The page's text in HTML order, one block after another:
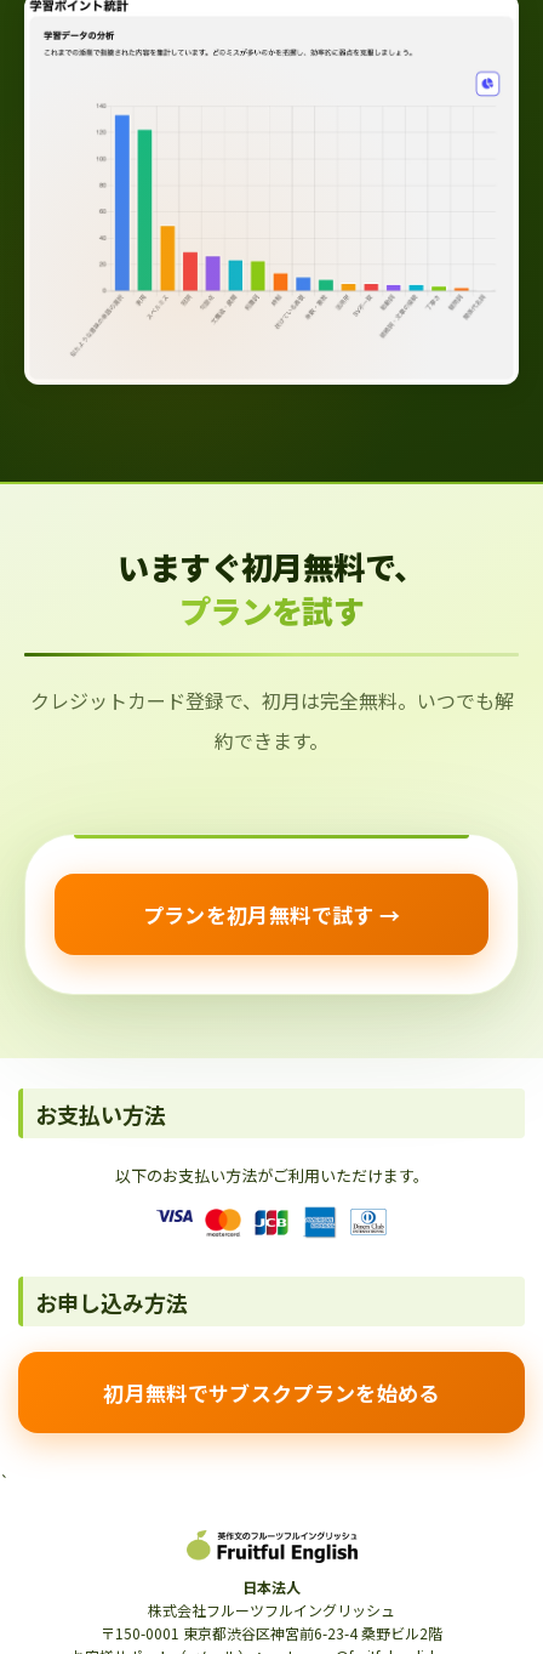
いますぐ初月無料で、
プランを試す
クレジットカード登録で、初月は完全無料。いつでも解
約できます。
プランを初月無料で試す →
お支払い方法
以下のお支払い方法がご利用いただけます。
お申し込み方法
初月無料でサブスクプランを始める
`
日本法人
株式会社フルーツフルイングリッシュ
〒150-0001 東京都渋谷区神宮前6-23-4 桑野ビル2階